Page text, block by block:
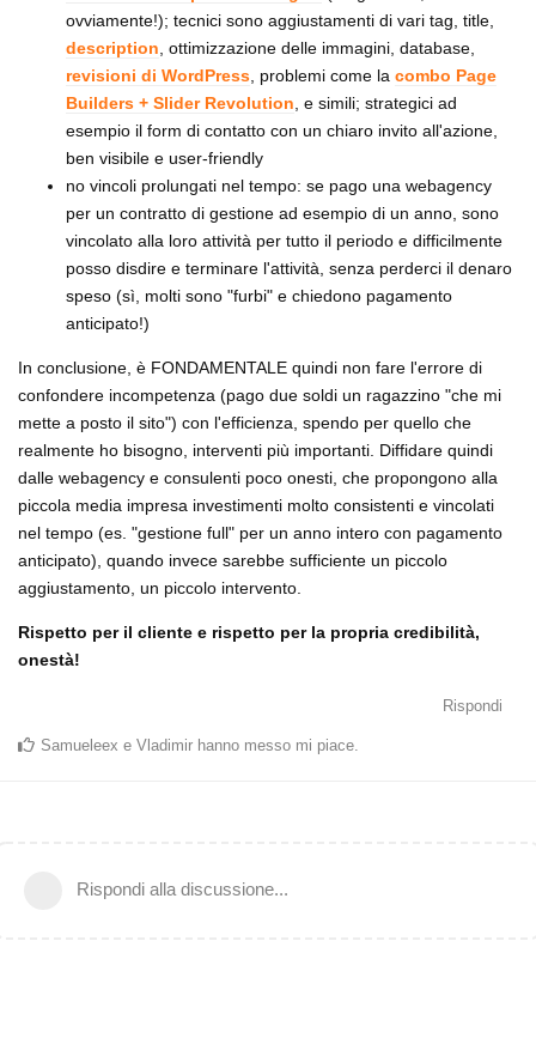
ovviamente!); tecnici sono aggiustamenti di vari tag, title,
description , ottimizzazione delle immagini, database,
revisioni di WordPress , problemi come la combo Page
Builders + Slider Revolution , e simili; strategici ad
esempio il form di contatto con un chiaro invito all'azione,
ben visibile e user-friendly
no vincoli prolungati nel tempo: se pago una webagency
per un contratto di gestione ad esempio di un anno, sono
vincolato alla loro attività per tutto il periodo e difficilmente
posso disdire e terminare l'attività, senza perderci il denaro
speso (sì, molti sono "furbi" e chiedono pagamento
anticipato!)
In conclusione, è FONDAMENTALE quindi non fare l'errore di
confondere incompetenza (pago due soldi un ragazzino "che mi
mette a posto il sito") con l'efficienza, spendo per quello che
realmente ho bisogno, interventi più importanti. Diffidare quindi
dalle webagency e consulenti poco onesti, che propongono alla
piccola media impresa investimenti molto consistenti e vincolati
nel tempo (es. "gestione full" per un anno intero con pagamento
anticipato), quando invece sarebbe sufficiente un piccolo
aggiustamento, un piccolo intervento.
Rispetto per il cliente e rispetto per la propria credibilità,
onestà!
Rispondi
Samueleex e Vladimir hanno messo mi piace
Rispondi alla discussione...